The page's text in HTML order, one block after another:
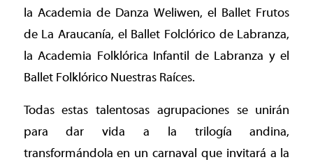
la Academia de Danza Weliwen, el Ballet Frutos
de La Araucanía, el Ballet Folclórico de Labranza,
la Academia Folklórica Infantil de Labranza y el
Ballet Folklórico Nuestras Raíces.
Todas estas talentosas agrupaciones se unirán
para dar vida a la trilogía andina,
transformándola en un carnaval que invitará a la